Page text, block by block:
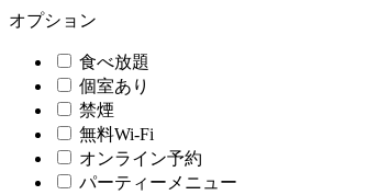
オプション
食べ放題
個室あり
禁煙
無料Wi-Fi
オンライン予約
パーティーメニュー